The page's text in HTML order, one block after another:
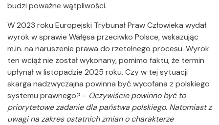
budzi poważne wątpliwości.
W 2023 roku Europejski Trybunał Praw Człowieka wydał
wyrok w sprawie Wałęsa przeciwko Polsce, wskazując
m.in. na naruszenie prawa do rzetelnego procesu. Wyrok
ten wciąż nie został wykonany, pomimo faktu, że termin
upłynął w listopadzie 2025 roku. Czy w tej sytuacji
skarga nadzwyczajna powinna być wycofana z polskiego
systemu prawnego? - Oczywiście powinno być to
priorytetowe zadanie dla państwa polskiego. Natomiast z
uwagi na zakres ostatnich zmian o charakterze